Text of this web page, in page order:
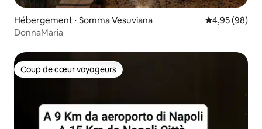
Hébergement ⋅ Somma Vesuviana Évaluation
4,95 (98)
DonnaMaria
Coup de cœur voyageurs
Coup de cœur voyageurs